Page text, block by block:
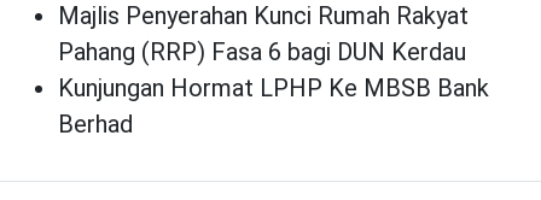
Majlis Penyerahan Kunci Rumah Rakyat
Pahang (RRP) Fasa 6 bagi DUN Kerdau
Kunjungan Hormat LPHP Ke MBSB Bank
Berhad